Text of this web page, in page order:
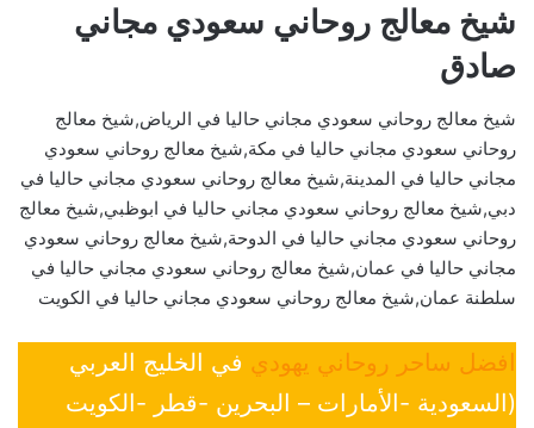
شيخ معالج روحاني سعودي مجاني
صادق
شيخ معالج روحاني سعودي مجاني حاليا في الرياض,شيخ معالج
روحاني سعودي مجاني حاليا في مكة,شيخ معالج روحاني سعودي
مجاني حاليا في المدينة,شيخ معالج روحاني سعودي مجاني حاليا في
دبي,شيخ معالج روحاني سعودي مجاني حاليا في ابوظبي,شيخ معالج
روحاني سعودي مجاني حاليا في الدوحة,شيخ معالج روحاني سعودي
مجاني حاليا في عمان,شيخ معالج روحاني سعودي مجاني حاليا في
سلطنة عمان,شيخ معالج روحاني سعودي مجاني حاليا في الكويت
افضل ساحر روحاني يهودي في الخليج العربي
(السعودية -الأمارات – البحرين -قطر -الكويت